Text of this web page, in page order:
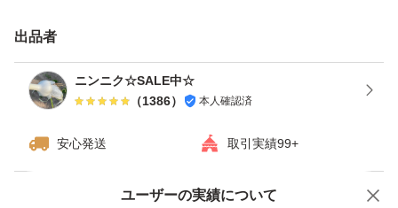
送料、資材の高騰によりネコポスに変更しました！
宜しくお願い致します♪
出品者
ニンニク☆SALE中☆
（1386） 本人確認済
安心発送 取引実績99+
ユーザーの実績について
価格の相談 商品への質問